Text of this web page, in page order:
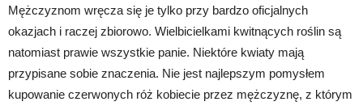
Mężczyznom wręcza się je tylko przy bardzo oficjalnych
okazjach i raczej zbiorowo. Wielbicielkami kwitnących roślin są
natomiast prawie wszystkie panie. Niektóre kwiaty mają
przypisane sobie znaczenia. Nie jest najlepszym pomysłem
kupowanie czerwonych róż kobiecie przez mężczyznę, z którym